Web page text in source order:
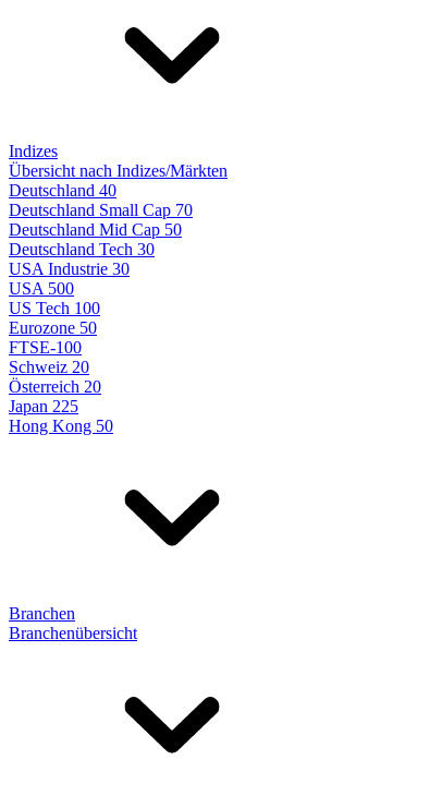
Indizes
Übersicht nach Indizes/Märkten
Deutschland 40
Deutschland Small Cap 70
Deutschland Mid Cap 50
Deutschland Tech 30
USA Industrie 30
USA 500
US Tech 100
Eurozone 50
FTSE-100
Schweiz 20
Österreich 20
Japan 225
Hong Kong 50
Branchen
Branchenübersicht